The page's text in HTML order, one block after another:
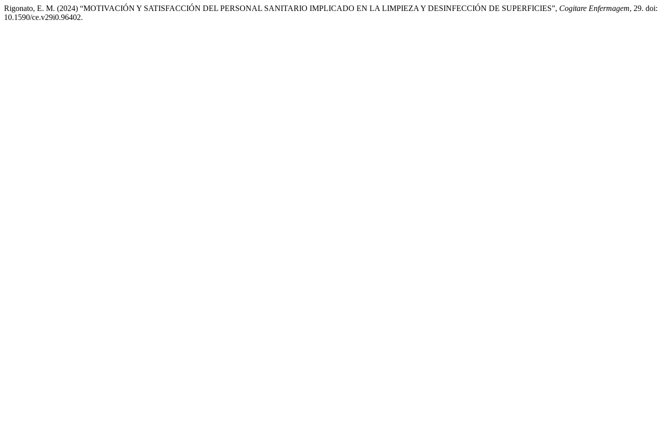
Rigonato, E. M. (2024) “MOTIVACIÓN Y SATISFACCIÓN DEL PERSONAL SANITARIO IMPLICADO EN LA LIMPIEZA Y DESINFECCIÓN DE SUPERFICIES”, Cogitare Enfermagem, 29. doi:
10.1590/ce.v29i0.96402.